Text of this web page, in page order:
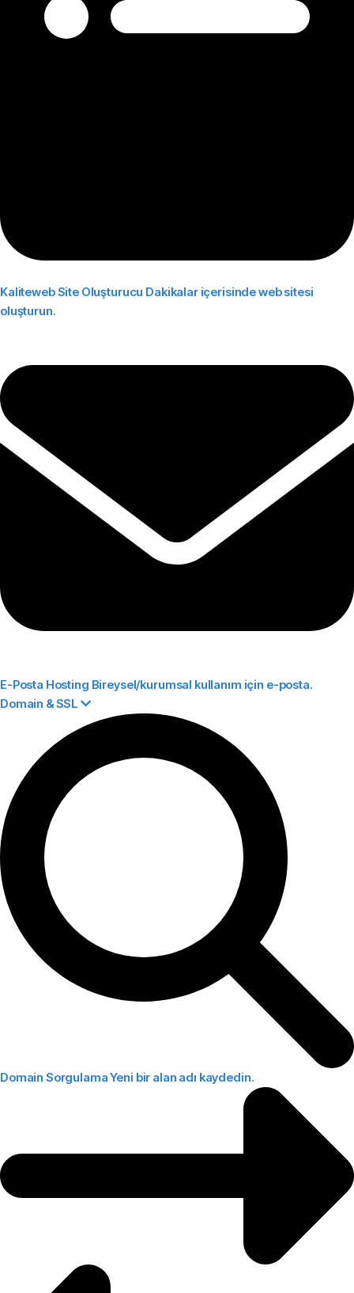
Kaliteweb Site Oluşturucu Dakikalar içerisinde web sitesi
oluşturun.
E-Posta Hosting Bireysel/kurumsal kullanım için e-posta.
Domain & SSL
Domain SorgulamaYeni bir alan adı kaydedin.